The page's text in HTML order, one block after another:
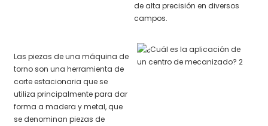
de alta precisión en diversos
campos.
Las piezas de una máquina de
torno son una herramienta de
corte estacionaria que se
utiliza principalmente para dar
forma a madera y metal, que
se denominan piezas de